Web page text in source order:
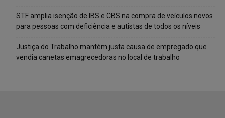
STF amplia isenção de IBS e CBS na compra de veículos novos
para pessoas com deficiência e autistas de todos os níveis
Justiça do Trabalho mantém justa causa de empregado que
vendia canetas emagrecedoras no local de trabalho